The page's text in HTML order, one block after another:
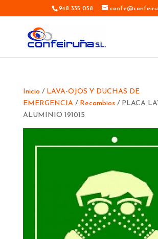
948 335 058
Inicio / LAVA-OJOS Y DUCHAS DE
EMERGENCIA/ Recambios/ PLACA
ALUMINIO 191015